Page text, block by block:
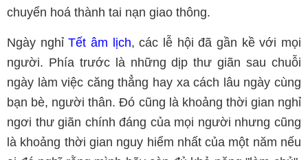
chuyển hoá thành tai nạn giao thông.
Ngày nghỉTết âm lịch, các lễ hội đã gần kề với mọi
người. Phía trước là những dịp thư giãn sau chuỗi
ngày làm việc căng thẳng hay xa cách lâu ngày cùng
bạn bè, người thân. Đó cũng là khoảng thời gian nghỉ
ngơi thư giãn chính đáng của mọi người nhưng cũng
là khoảng thời gian nguy hiểm nhất của một năm nếu